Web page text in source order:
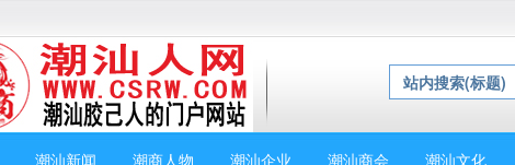
站内搜索(标题)
潮汕新闻 潮商人物 潮汕企业 潮汕商会 潮汕文化